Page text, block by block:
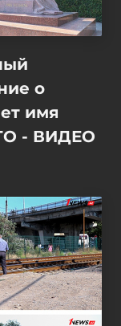
о
имя
- ВИДЕО